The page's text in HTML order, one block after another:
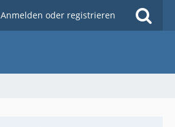
Anmelden oder registrieren